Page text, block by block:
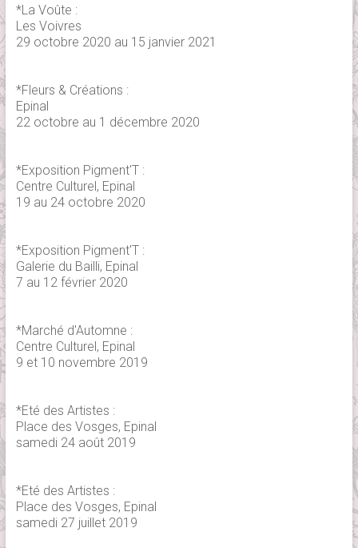
*La Voûte :
Les Voivres
29 octobre 2020 au 15 janvier 2021
*Fleurs & Créations :
Epinal
22 octobre au 1 décembre 2020
*Exposition Pigment'T :
Centre Culturel, Epinal
19 au 24 octobre 2020
*Exposition Pigment'T :
Galerie du Bailli, Epinal
7 au 12 février 2020
*Marché d'Automne :
Centre Culturel, Epinal
9 et 10 novembre 2019
*Eté des Artistes :
Place des Vosges, Epinal
samedi 24 août 2019
*Eté des Artistes :
Place des Vosges, Epinal
samedi 27 juillet 2019